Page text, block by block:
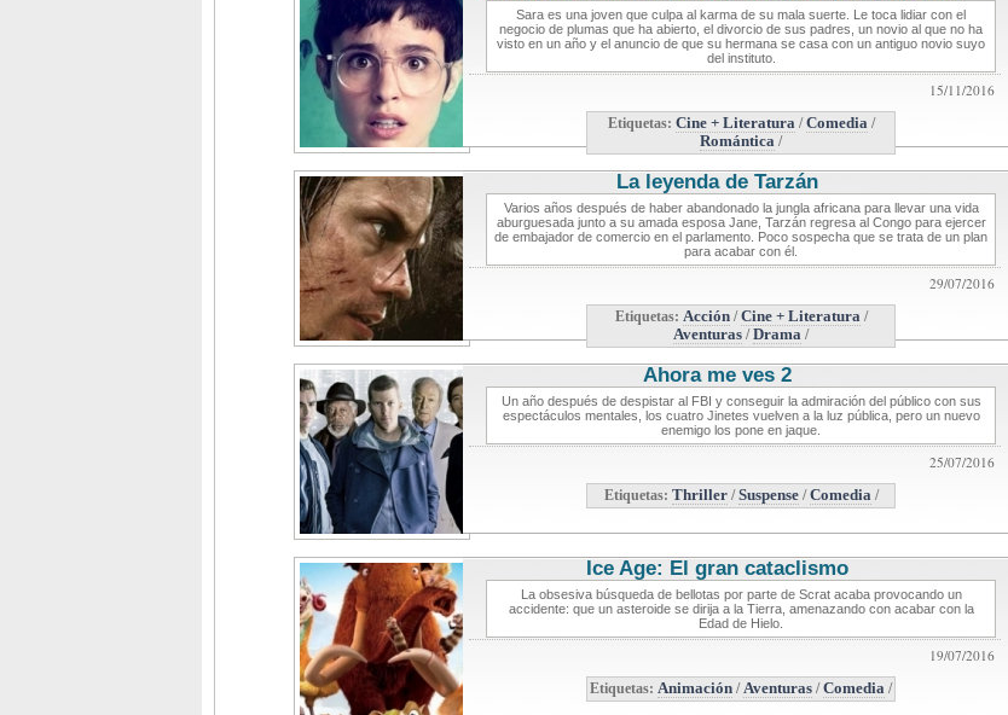
Sara es una joven que culpa al karma de su mala suerte. Le toca lidiar con el
negocio de plumas que ha abierto, el divorcio de sus padres, un novio al que no ha
visto en un año y el anuncio de que su hermana se casa con un antiguo novio suyo
del instituto.
15/11/2016
Etiquetas: Cine + Literatura/Comedia/
Romántica /
La leyenda de Tarzán
Varios años después de haber abandonado la jungla africana para llevar una vida
aburguesada junto a su amada esposa Jane, Tarzán regresa al Congo para ejercer
de embajador de comercio en el parlamento. Poco sospecha que se trata de un plan
para acabar con él.
29/07/2016
Etiquetas: Acción/Cine + Literatura/
Aventuras /Drama /
Ahora me ves 2critica de cine
Un año después de despistar al FBI y conseguir la admiración del público con sus
espectáculos mentales, los cuatro Jinetes vuelven a la luz pública, pero un nuevo
enemigo los pone en jaque.
25/07/2016
Etiquetas: Thriller/Suspense/Comedia/
Ice Age: El gran cataclismocritica de cine
La obsesiva búsqueda de bellotas por parte de Scrat acaba provocando un
accidente: que un asteroide se dirija a la Tierra, amenazando con acabar con la
Edad de Hielo.
19/07/2016
Etiquetas: Animación /Aventuras /Comedia /